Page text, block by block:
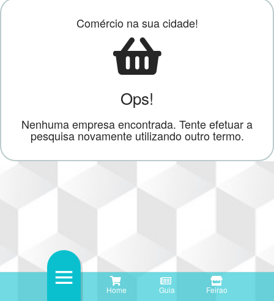
Home Guia Feirao
Comércio na sua cidade!
Ops!
Nenhuma empresa encontrada. Tente efetuar a
pesquisa novamente utilizando outro termo.